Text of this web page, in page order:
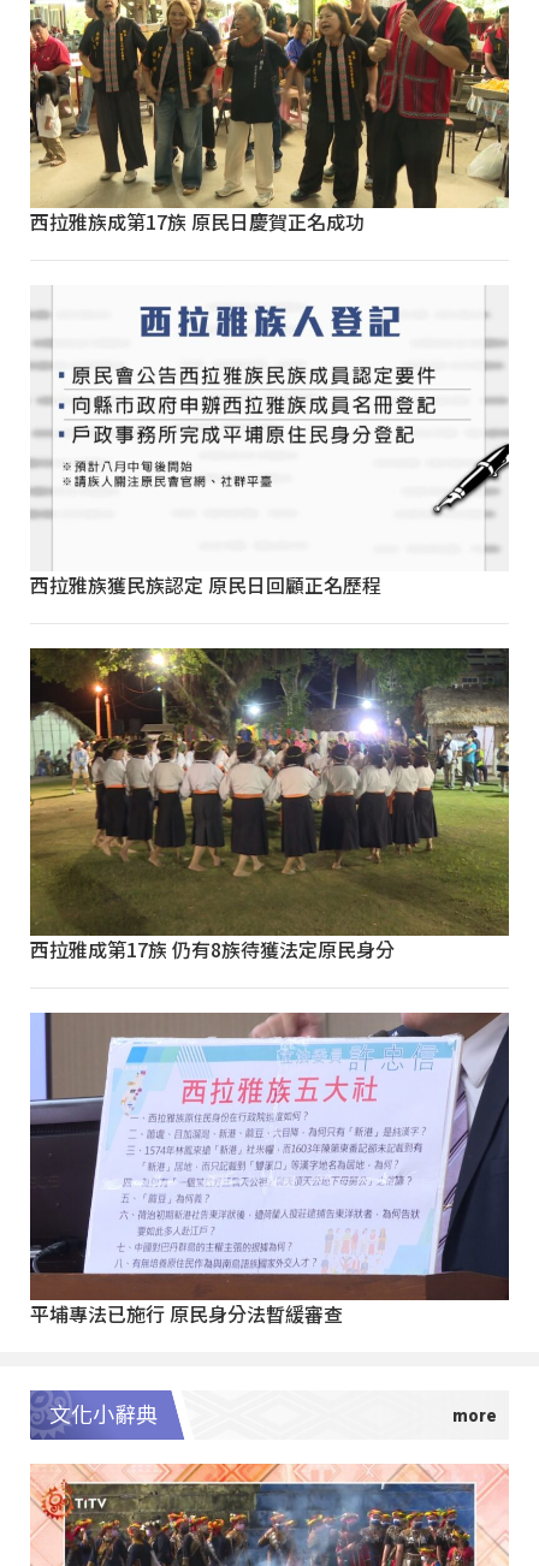
西拉雅族成第17族 原民日慶賀正名成功
西拉雅族獲民族認定 原民日回顧正名歷程
西拉雅成第17族 仍有8族待獲法定原民身分
平埔專法已施行 原民身分法暫緩審查
文化小辭典